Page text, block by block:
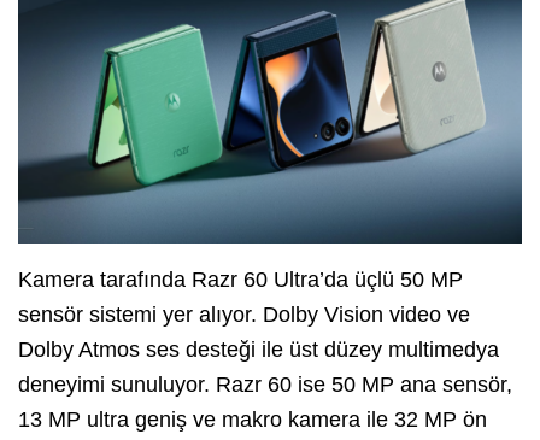
Kamera tarafında Razr 60 Ultra’da üçlü 50 MP
sensör sistemi yer alıyor. Dolby Vision video ve
Dolby Atmos ses desteği ile üst düzey multimedya
deneyimi sunuluyor. Razr 60 ise 50 MP ana sensör,
13 MP ultra geniş ve makro kamera ile 32 MP ön